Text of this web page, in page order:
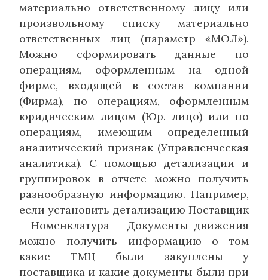
материально ответственному лицу или
произвольному списку материально
ответственных лиц (параметр «МОЛ»).
Можно сформировать данные по
операциям, оформленным на одной
фирме, входящей в состав компании
(Фирма), по операциям, оформленным
юридическим лицом (Юр. лицо) или по
операциям, имеющим определенный
аналитический признак (Управленческая
аналитика). С помощью детализации и
группировок в отчете можно получить
разнообразную информацию. Например,
если установить детализацию Поставщик
– Номенклатура – Документы движения
можно получить информацию о том
какие ТМЦ были закуплены у
поставщика и какие документы были при